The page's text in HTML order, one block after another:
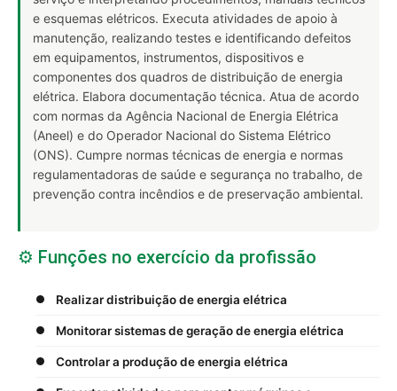
e esquemas elétricos. Executa atividades de apoio à
manutenção, realizando testes e identificando defeitos
em equipamentos, instrumentos, dispositivos e
componentes dos quadros de distribuição de energia
elétrica. Elabora documentação técnica. Atua de acordo
com normas da Agência Nacional de Energia Elétrica
(Aneel) e do Operador Nacional do Sistema Elétrico
(ONS). Cumpre normas técnicas de energia e normas
regulamentadoras de saúde e segurança no trabalho, de
prevenção contra incêndios e de preservação ambiental.
⚙️ Funções no exercício da profissão
Realizar distribuição de energia elétrica
Monitorar sistemas de geração de energia elétrica
Controlar a produção de energia elétrica